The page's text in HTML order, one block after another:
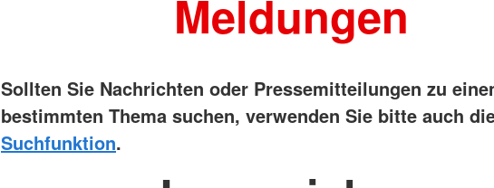
Meldungen
Sollten Sie Nachrichten oder Pressemitteilungen zu
bestimmten Thema suchen, verwenden Sie bitte auch
Suchfunktion.